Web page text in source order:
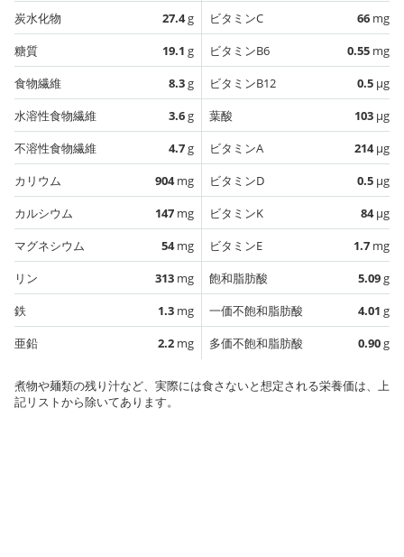
炭水化物
27.4g
糖質
19.1 g
食物繊維
8.3g
水溶性食物繊維
3.6g
不溶性食物繊維
4.7g
カリウム
904mg
カルシウム
147 mg
マグネシウム
54mg
リン
313 mg
鉄
1.3 mg
亜鉛
2.2 mg
ビタミンC
66 mg
ビタミンB6
0.55 mg
ビタミンB12
0.5 µg
葉酸
103 µg
ビタミンA
214µg
ビタミンD
0.5 µg
ビタミンK
84µg
ビタミンE
1.7 mg
飽和脂肪酸
5.09g
一価不飽和脂肪酸
4.01 g
多価不飽和脂肪酸
0.90g
煮物や麺類の残り汁など、実際には食さないと想定される栄養価は、上
記リストから除いてあります。